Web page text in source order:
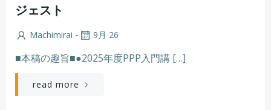
ジェスト
Machimirai - 9月 26
■本稿の趣旨■●2025年度PPP入門講 […]
read more